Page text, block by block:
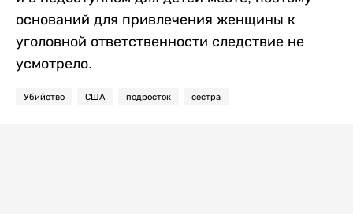
оснований для привлечения женщины к
уголовной ответственности следствие не
усмотрело.
Убийство США подросток сестра